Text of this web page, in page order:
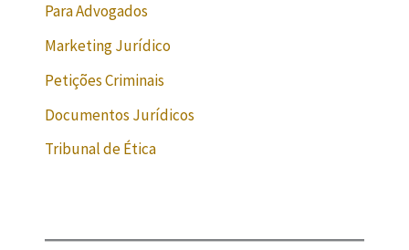
Para Advogados
Marketing Jurídico
Petições Criminais
Documentos Jurídicos
Tribunal de Ética